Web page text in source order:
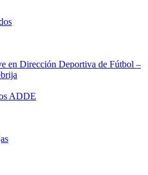
en Dirección Deportiva de Fútbol –
ADDE